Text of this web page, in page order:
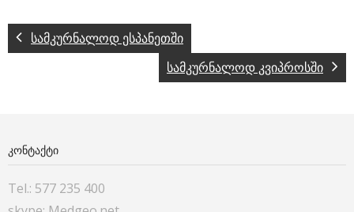
სამკურნალოდ ესპანეთში
სამკურნალოდ კვიპროსში
ᲙᲝᲜᲢᲐᲥᲢᲘ
Tel.: 577 235 400